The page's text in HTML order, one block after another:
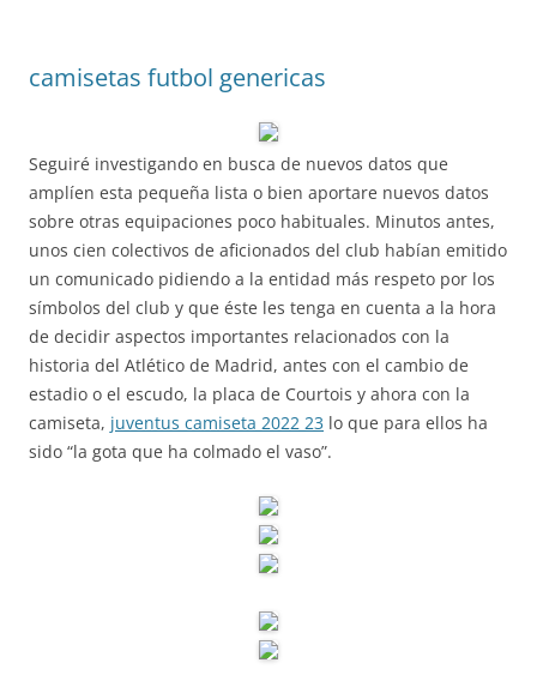
camisetas futbol genericas
Seguiré investigando en busca de nuevos datos que
amplíen esta pequeña lista o bien aportare nuevos datos
sobre otras equipaciones poco habituales. Minutos antes,
unos cien colectivos de aficionados del club habían emitido
un comunicado pidiendo a la entidad más respeto por los
símbolos del club y que éste les tenga en cuenta a la hora
de decidir aspectos importantes relacionados con la
historia del Atlético de Madrid, antes con el cambio de
estadio o el escudo, la placa de Courtois y ahora con la
camiseta, juventus camiseta 2022 23 lo que para ellos ha
sido “la gota que ha colmado el vaso”.